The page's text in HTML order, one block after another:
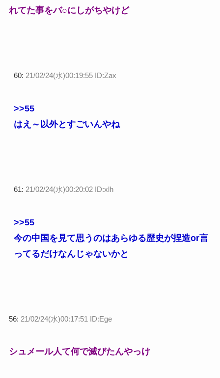
れてた事をバ○にしがちやけど
60: 21/02/24(水)00:19:55 ID:Zax
>>55
はえ～以外とすごいんやね
61: 21/02/24(水)00:20:02 ID:xlh
>>55
今の中国を見て思うのはあらゆる歴史が捏造or言
ってるだけなんじゃないかと
56: 21/02/24(水)00:17:51 ID:Ege
シュメール人て何で滅びたんやっけ